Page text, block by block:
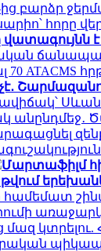
բարձր
հորը
ATACMS
անընդմեջ․
Մարտաֆիլմ
թվում
համեմատ
կտրելու.